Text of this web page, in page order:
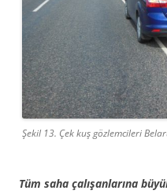
Şekil 13. Çek kuş gözlemcileri
Tüm saha çalışanlarına